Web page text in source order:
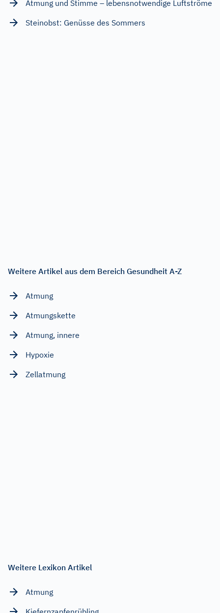
Atmung und Stimme – lebensnotwendige Luftströme
Steinobst: Genüsse des Sommers
Weitere Artikel aus dem Bereich Gesundheit A-Z
Atmung
Atmungskette
Atmung, innere
Hypoxie
Zellatmung
Weitere Lexikon Artikel
Atmung